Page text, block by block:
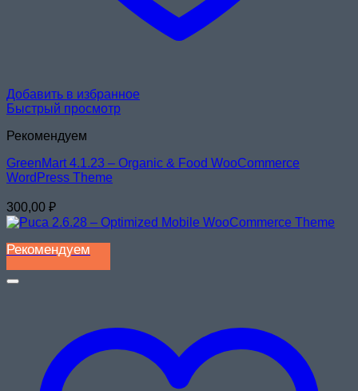
Добавить в избранное
Быстрый просмотр
Рекомендуем
GreenMart 4.1.23 – Organic & Food WooCommerce
WordPress Theme
300,00 ₽
Рекомендуем